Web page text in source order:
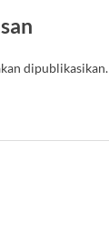
dipublikasikan.